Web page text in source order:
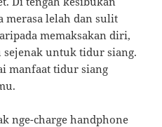
merasa lelah dan sulit
memaksakan diri,
sejenak untuk tidur siang.
manfaat tidur siang
nge-charge handphone